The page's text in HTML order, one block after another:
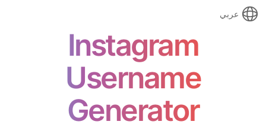
عربي
Instagram
Username
Generator